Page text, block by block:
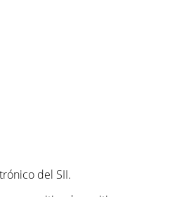
del SII.